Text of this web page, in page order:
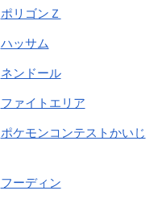
ポリゴンＺ
ハッサム
ネンドール
ファイトエリア
ポケモンコンテストかいじ
フーディン